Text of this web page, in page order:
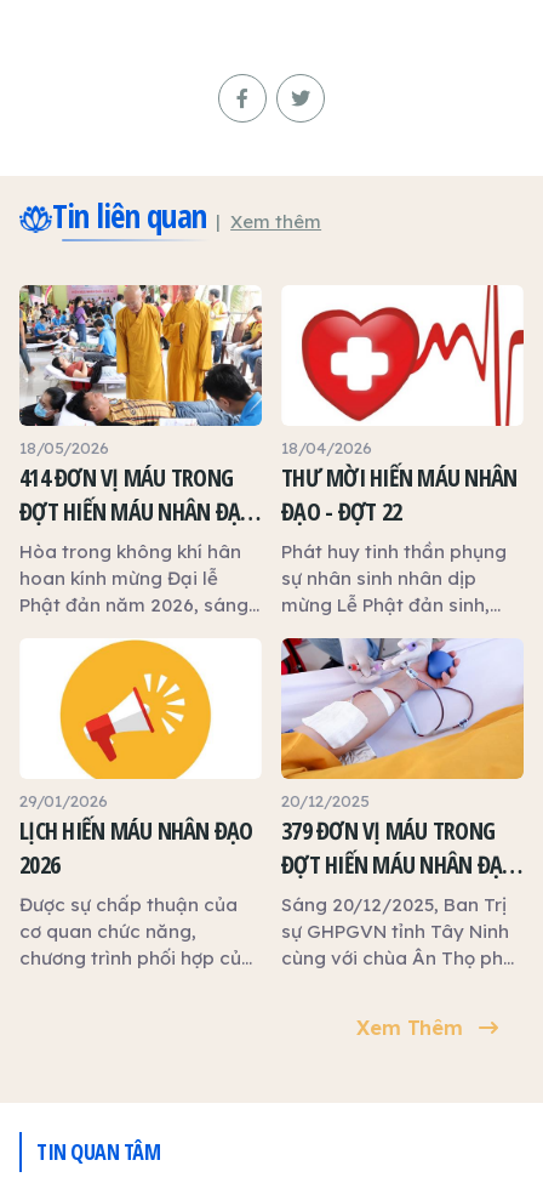
Tin liên quan Xem thêm
18/05/2026
414 ĐƠN VỊ MÁU TRONG
ĐỢT HIẾN MÁU NHÂN ĐẠO
KHỞI ĐẦU MÙA PHẬT ĐẢN
TẠI TÂY NINH
Hòa trong không khí hân
hoan kính mừng Đại lễ
Phật đản năm 2026, sáng
mùng 1 tháng Tư ÂL), Ban
Trị sự Giáo hội Phật giáo
Việt Nam tỉnh Tây Ninh
phối hợp cùng Hội Chữ
thập đỏ tỉnh Tây Ninh,
chùa Ân Thọ và Bệnh viện
Chợ Rẫy tổ chức chương
trình hiến máu nhân đạo
lần thứ 22 tại chùa Ân Thọ,
nhằm phát huy tinh thần
từ bi cứu khổ của đạo Phật
và truyền thống nhân ái
18/04/2026
THƯ MỜI HIẾN MÁU NHÂN
ĐẠO - ĐỢT 22
Phát huy tinh thần phụng
sự nhân sinh nhân dịp
mừng Lễ Phật đản sinh,
hiến máu nhân đạo lần thứ
22, trân trọng thông báo
và kính mời tham gia:
29/01/2026
LỊCH HIẾN MÁU NHÂN ĐẠO
2026
Được sự chấp thuận của
cơ quan chức năng,
chương trình phối hợp của
20/12/2025
379 ĐƠN VỊ MÁU TRONG
ĐỢT HIẾN MÁU NHÂN ĐẠO
DO BAN TRỊ SỰ PHẬT GIÁO
TỈNH TÂY NINH TỔ CHỨC
Sáng 20/12/2025, Ban Trị
sự GHPGVN tỉnh Tây Ninh
cùng với chùa Ân Thọ phối
máu lần thứ 2 tại Chùa Ân
Xem Thêm
TIN QUAN TÂM